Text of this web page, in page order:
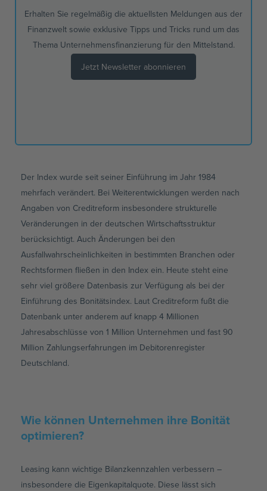
Erhalten Sie regelmäßig die aktuellsten Meldungen aus der
Finanzwelt sowie exklusive Tipps und Tricks rund um das
Thema Unternehmensfinanzierung für den Mittelstand.
Jetzt Newsletter abonnieren
Der Index wurde seit seiner Einführung im Jahr 1984
mehrfach verändert. Bei Weiterentwicklungen werden nach
Angaben von Creditreform insbesondere strukturelle
Veränderungen in der deutschen Wirtschaftsstruktur
berücksichtigt. Auch Änderungen bei den
Ausfallwahrscheinlichkeiten in bestimmten Branchen oder
Rechtsformen fließen in den Index ein. Heute steht eine
sehr viel größere Datenbasis zur Verfügung als bei der
Einführung des Bonitätsindex. Laut Creditreform fußt die
Datenbank unter anderem auf knapp 4 Millionen
Jahresabschlüsse von 1 Million Unternehmen und fast 90
Million Zahlungserfahrungen im Debitorenregister
Deutschland.
Wie können Unternehmen ihre Bonität
optimieren?
Leasing kann wichtige Bilanzkennzahlen verbessern –
insbesondere die Eigenkapitalquote. Diese lässt sich